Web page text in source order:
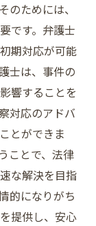
のためには、
です。弁護士
期対応が可能
士は、事件の
響することを
対応のアドバ
とができま
ことで、法律
な解決を目指
的になりがち
提供し、安心